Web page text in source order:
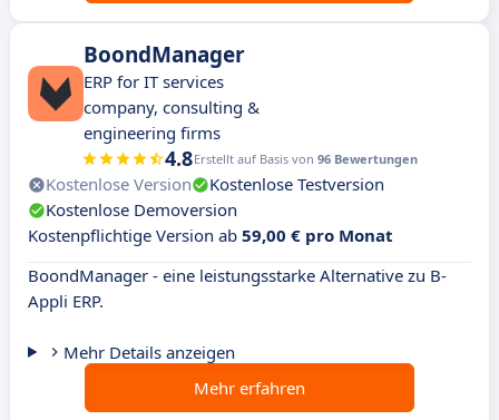
BoondManager
ERP for IT services
company, consulting &
engineering firms
4.8Erstellt auf Basis von 96 Bewertungen
Kostenlose Version
Kostenlose Testversion
Kostenlose Demoversion
Kostenpflichtige Version ab 59,00 € pro Monat
BoondManager - eine leistungsstarke Alternative zu B-
Appli ERP.
Mehr Details anzeigen
Mehr erfahren